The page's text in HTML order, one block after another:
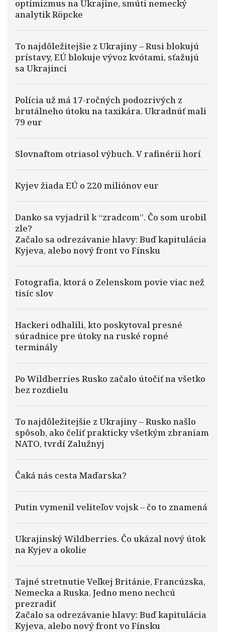
optimizmus na Ukrajine, smúti nemecký
analytik Röpcke
To najdôležitejšie z Ukrajiny – Rusi blokujú
prístavy, EÚ blokuje vývoz kvótami, sťažujú
sa Ukrajinci
Polícia už má 17-ročných podozrivých z
brutálneho útoku na taxikára. Ukradnúť mali
79 eur
Slovnaftom otriasol výbuch. V rafinérii horí
Kyjev žiada EÚ o 220 miliónov eur
Danko sa vyjadril k “zradcom”. Čo som urobil
zle?
Začalo sa odrezávanie hlavy: Buď kapitulácia
Kyjeva, alebo nový front vo Fínsku
Fotografia, ktorá o Zelenskom povie viac než
tisíc slov
Hackeri odhalili, kto poskytoval presné
súradnice pre útoky na ruské ropné
terminály
Po Wildberries Rusko začalo útočiť na všetko
bez rozdielu
To najdôležitejšie z Ukrajiny – Rusko našlo
spôsob, ako čeliť prakticky všetkým zbraniam
NATO, tvrdí Zalužnyj
Čaká nás cesta Maďarska?
Putin vymenil veliteľov vojsk – čo to znamená
Ukrajinský Wildberries. Čo ukázal nový útok
na Kyjev a okolie
Tajné stretnutie Veľkej Británie, Francúzska,
Nemecka a Ruska. Jedno meno nechcú
prezradiť
Začalo sa odrezávanie hlavy: Buď kapitulácia
Kyjeva, alebo nový front vo Fínsku